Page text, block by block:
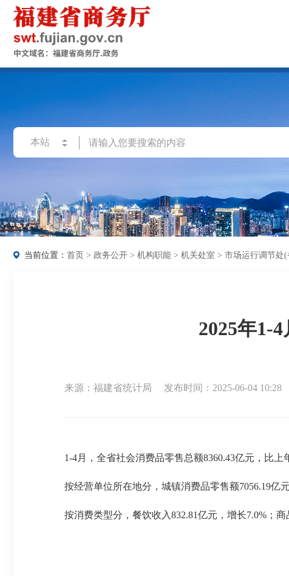
当前位置： 首页 > 政务公开 > 机构职能 > 机关处室 > 市场运行调节处
2025年1-
来源：福建省统计局 发布时间：2025-06-04 10:28
1-4月，全省社会消费品零售总额8360.43亿元，比上
按经营单位所在地分，城镇消费品零售额7056.19亿
按消费类型分，餐饮收入832.81亿元，增长7.0%；